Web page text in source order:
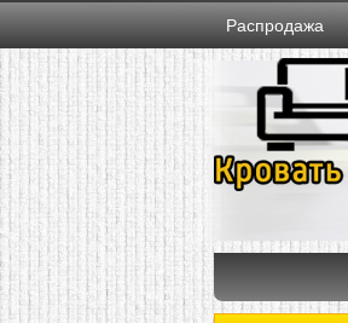
Распродажа